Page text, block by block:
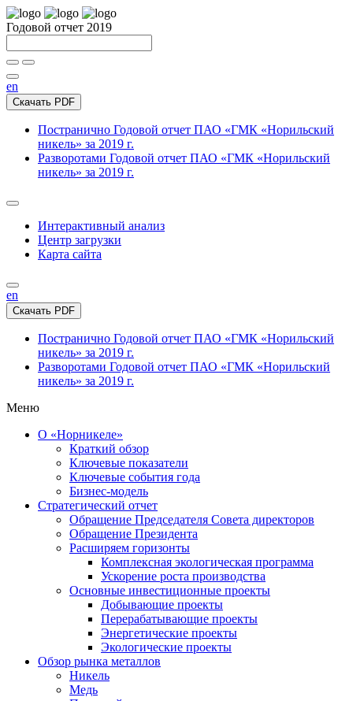
Годовой отчет 2019
en
Скачать PDF
Постранично Годовой отчет ПАО «ГМК «Норильский
никель» за 2019 г.
Разворотами Годовой отчет ПАО «ГМК «Норильский
никель» за 2019 г.
Интерактивный анализ
Центр загрузки
Карта сайта
en
Скачать PDF
Постранично Годовой отчет ПАО «ГМК «Норильский
никель» за 2019 г.
Разворотами Годовой отчет ПАО «ГМК «Норильский
никель» за 2019 г.
Меню
О «Норникеле»
Краткий обзор
Ключевые показатели
Ключевые события года
Бизнес-модель
Стратегический отчет
Обращение Председателя Совета директоров
Обращение Президента
Расширяем горизонты
Комплексная экологическая программа
Ускорение роста производства
Основные инвестиционные проекты
Добывающие проекты
Перерабатывающие проекты
Энергетические проекты
Экологические проекты
Обзор рынка металлов
Никель
Медь